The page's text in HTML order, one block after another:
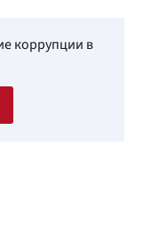
коррупции в